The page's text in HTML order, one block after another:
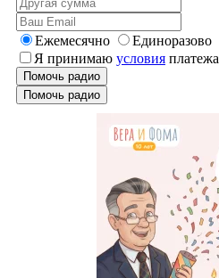
Ежемесячно
Единоразово
Я принимаю условия платежа
Помочь радио
Помочь радио